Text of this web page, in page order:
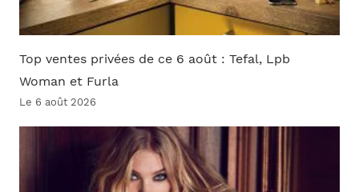
Top ventes privées de ce 6 août : Tefal, Lpb
Woman et Furla
Le 6 août 2026